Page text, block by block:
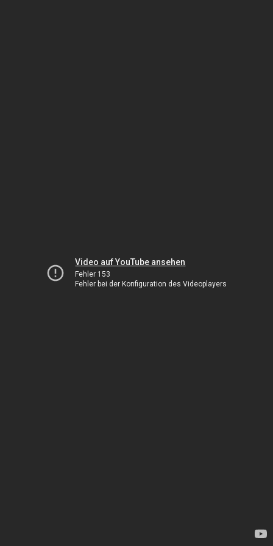
Video auf YouTube ansehen
Fehler 153
Fehler bei der Konfiguration des Videoplayers